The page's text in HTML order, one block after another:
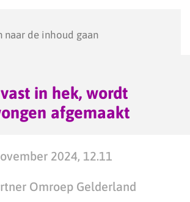
naar de inhoud gaan
in hek, wordt
afgemaakt
2024, 12.11
Omroep Gelderland